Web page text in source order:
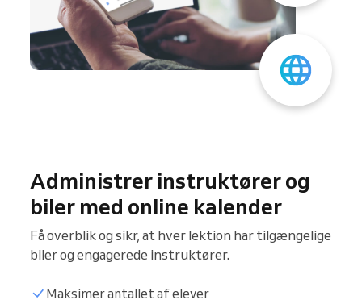
Administrer instruktører og
biler med online kalender
Få overblik og sikr, at hver lektion har tilgængelige
biler og engagerede instruktører.
Maksimer antallet af elever